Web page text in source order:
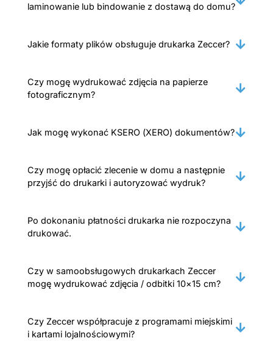
laminowanie lub bindowanie z dostawą do domu?
Jakie formaty plików obsługuje drukarka Zeccer?
Czy mogę wydrukować zdjęcia na papierze
fotograficznym?
Jak mogę wykonać KSERO (XERO) dokumentów?
Czy mogę opłacić zlecenie w domu a następnie
przyjść do drukarki i autoryzować wydruk?
Po dokonaniu płatności drukarka nie rozpoczyna
drukować.
Czy w samoobsługowych drukarkach Zeccer
mogę wydrukować zdjęcia / odbitki 10×15 cm?
Czy Zeccer współpracuje z programami miejskimi
i kartami lojalnościowymi?